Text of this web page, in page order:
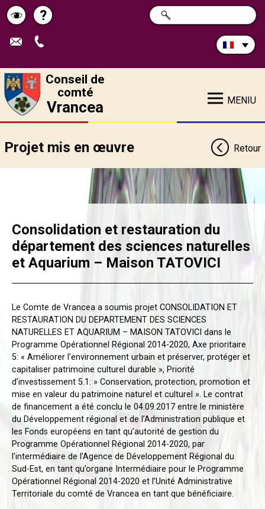
Schimbă
contrastul
Pagina
de
?
Rechercher
sur
CHERCHER
Conseil de
comté
Vrancea MENIU
Projet mis en œuvre Retour
Consolidation et restauration du
département des sciences naturelles
et Aquarium – Maison TATOVICI
Le Comte de Vrancea a soumis projet CONSOLIDATION ET
RESTAURATION DU DEPARTEMENT DES SCIENCES
NATURELLES ET AQUARIUM – MAISON TATOVICI dans le
Programme Opérationnel Régional 2014-2020, Axe prioritaire
5: « Améliorer l’environnement urbain et préserver, protéger et
capitaliser patrimoine culturel durable », Priorité
d’investissement 5.1: » Conservation, protection, promotion et
mise en valeur du patrimoine naturel et culturel ». Le contrat
de financement a été conclu le 04.09.2017 entre le ministère
du Développement régional et de l’Administration publique et
les Fonds européens en tant qu’autorité de gestion du
Programme Opérationnel Régional 2014-2020, par
l’intermédiaire de l’Agence de Développement Régional du
Sud-Est, en tant qu’organe Intermédiaire pour le Programme
Opérationnel Régional 2014-2020 et l’Unité Administrative
Territoriale du comté de Vrancea en tant que bénéficiaire.